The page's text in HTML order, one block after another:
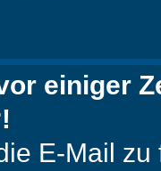
einiger
E-Mail